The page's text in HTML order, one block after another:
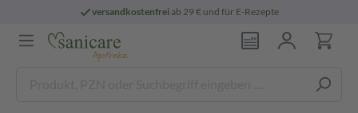
versandkostenfreiab 29 € und für E-Rezepte